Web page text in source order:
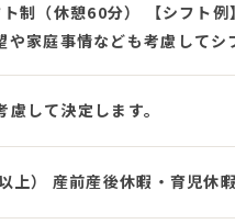
ト制（休憩60分） 【シフ
家庭事情なども考慮してシ
して決定します。
上） 産前産後休暇・育児休